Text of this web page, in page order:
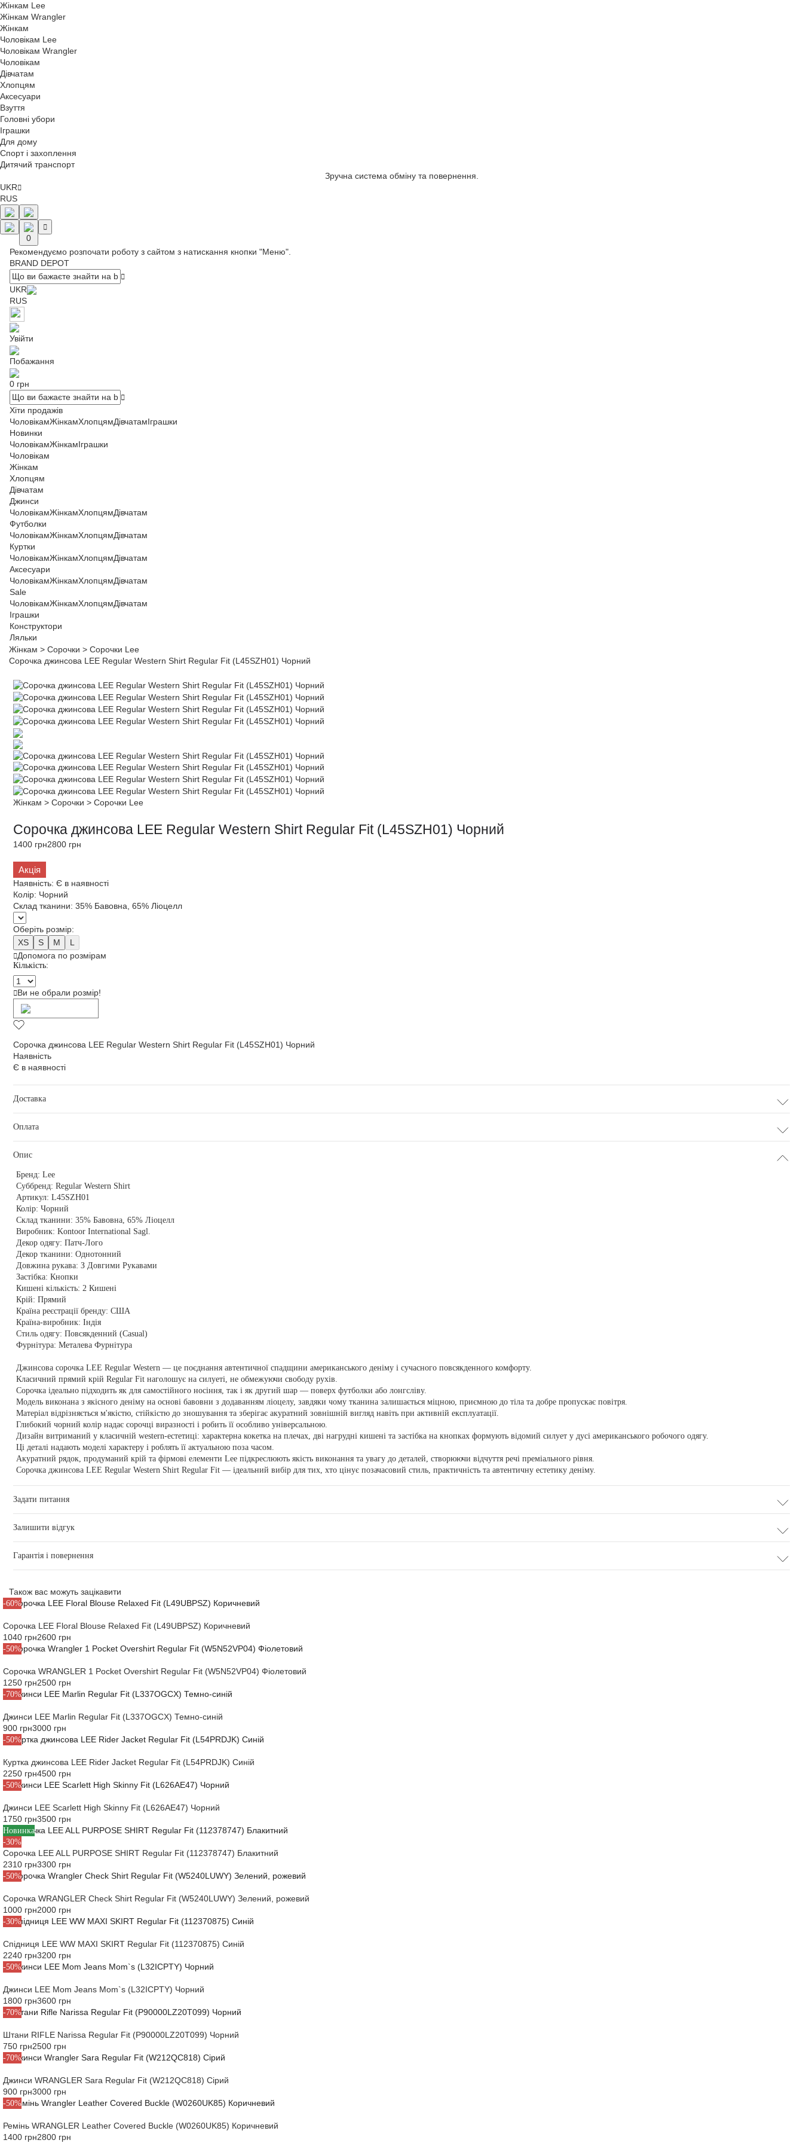
Жінкам Lee
Жінкам Wrangler
Жінкам
Чоловікам Lee
Чоловікам Wrangler
Чоловікам
Дівчатам
Хлопцям
Аксесуари
Взуття
Головні убори
Іграшки
Для дому
Спорт і захоплення
Дитячий транспорт
Зручна система обміну та повернення.
UKR
RUS
0
Рекомендуємо розпочати роботу з сайтом з натискання кнопки "Меню".
BRAND DEPOT
UKR
RUS
Увійти
Побажання
0 грн
Хіти продажів
ЧоловікамЖінкамХлопцямДівчатамІграшки
Новинки
ЧоловікамЖінкамІграшки
Чоловікам
Жінкам
Хлопцям
Дівчатам
Джинси
ЧоловікамЖінкамХлопцямДівчатам
Футболки
ЧоловікамЖінкамХлопцямДівчатам
Куртки
ЧоловікамЖінкамХлопцямДівчатам
Аксесуари
ЧоловікамЖінкамХлопцямДівчатам
Sale
ЧоловікамЖінкамХлопцямДівчатам
Іграшки
Конструктори
Ляльки
Жінкам > Сорочки > Сорочки Lee
Сорочка джинсова LEE Regular Western Shirt Regular Fit (L45SZH01) Чорний
Жінкам > Сорочки > Сорочки Lee
Сорочка джинсова LEE Regular Western Shirt Regular Fit (L45SZH01) Чорний
1400 грн2800 грн
Акція
Наявність: Є в наявності
Колір: Чорний
Склад тканини: 35% Бавовна, 65% Ліоцелл
Оберіть розмір:
XS
S M
L
Допомога по розмірам
Кількість:
Ви не обрали розмір!
Додати в кошик
Сорочка джинсова LEE Regular Western Shirt Regular Fit (L45SZH01) Чорний
Наявність
Є в наявності
Доставка
Оплата
Опис
Бренд: Lee
Суббренд: Regular Western Shirt
Артикул: L45SZH01
Колір: Чорний
Склад тканини: 35% Бавовна, 65% Ліоцелл
Виробник: Kontoor International Sagl.
Декор одягу: Патч-Лого
Декор тканини: Однотонний
Довжина рукава: З Довгими Рукавами
Застібка: Кнопки
Кишені кількість: 2 Кишені
Крій: Прямий
Країна реєстрації бренду: США
Країна-виробник: Індія
Стиль одягу: Повсякденний (Casual)
Фурнітура: Металева Фурнітура
Джинсова сорочка LEE Regular Western — це поєднання автентичної спадщини американського деніму і сучасного повсякденного комфорту.
Класичний прямий крій Regular Fit наголошує на силуеті, не обмежуючи свободу рухів.
Сорочка ідеально підходить як для самостійного носіння, так і як другий шар — поверх футболки або лонгсліву.
Модель виконана з якісного деніму на основі бавовни з додаванням ліоцелу, завдяки чому тканина залишається міцною, приємною до тіла та добре пропускає повітря.
Матеріал відрізняється м'якістю, стійкістю до зношування та зберігає акуратний зовнішній вигляд навіть при активній експлуатації.
Глибокий чорний колір надає сорочці виразності і робить її особливо універсальною.
Дизайн витриманий у класичній western-естетиці: характерна кокетка на плечах, дві нагрудні кишені та застібка на кнопках формують відомий силует у дусі американського робочого одягу.
Ці деталі надають моделі характеру і роблять її актуальною поза часом.
Акуратний рядок, продуманий крій та фірмові елементи Lee підкреслюють якість виконання та увагу до деталей, створюючи відчуття речі преміального рівня.
Сорочка джинсова LEE Regular Western Shirt Regular Fit — ідеальний вибір для тих, хто цінує позачасовий стиль, практичність та автентичну естетику деніму.
Задати питання
Залишити відгук
Гарантія і повернення
Також вас можуть зацікавити
-60%
Сорочка LEE Floral Blouse Relaxed Fit (L49UBPSZ) Коричневий
1040 грн2600 грн
-50%
Сорочка WRANGLER 1 Pocket Overshirt Regular Fit (W5N52VP04) Фіолетовий
1250 грн2500 грн
-70%
Джинси LEE Marlin Regular Fit (L337OGCX) Темно-синій
900 грн3000 грн
-50%
Куртка джинсова LEE Rider Jacket Regular Fit (L54PRDJK) Синій
2250 грн4500 грн
-50%
Джинси LEE Scarlett High Skinny Fit (L626AE47) Чорний
1750 грн3500 грн
Новинка
-30%
Сорочка LEE ALL PURPOSE SHIRT Regular Fit (112378747) Блакитний
2310 грн3300 грн
-50%
Сорочка WRANGLER Check Shirt Regular Fit (W5240LUWY) Зелений, рожевий
1000 грн2000 грн
-30%
Спідниця LEE WW MAXI SKIRT Regular Fit (112370875) Синій
2240 грн3200 грн
-50%
Джинси LEE Mom Jeans Mom`s (L32ICPTY) Чорний
1800 грн3600 грн
-70%
Штани RIFLE Narissa Regular Fit (P90000LZ20T099) Чорний
750 грн2500 грн
-70%
Джинси WRANGLER Sara Regular Fit (W212QC818) Сірий
900 грн3000 грн
-50%
Ремінь WRANGLER Leather Covered Buckle (W0260UK85) Коричневий
1400 грн2800 грн